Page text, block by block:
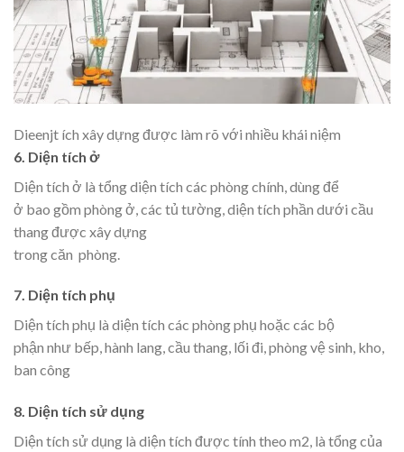
Dieenjt ích xây dựng được làm rõ với nhiều khái niệm
6. Diện tích ở
Diện tích ở là tổng diện tích các phòng chính, dùng để
ở bao gồm phòng ở, các tủ tường, diện tích phần dưới cầu
thang được xây dựng
trong căn phòng.
7. Diện tích phụ
Diện tích phụ là diện tích các phòng phụ hoặc các bộ
phận như bếp, hành lang, cầu thang, lối đi, phòng vệ sinh, kho,
ban công
8. Diện tích sử dụng
Diện tích sử dụng là diện tích được tính theo m2, là tổng của